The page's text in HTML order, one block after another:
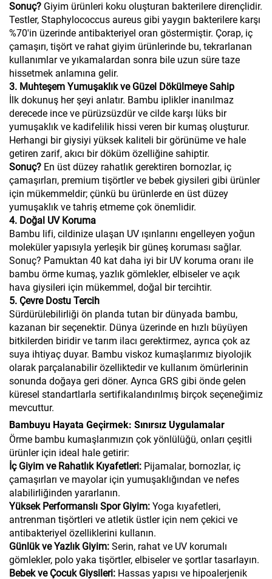
Sonuç? Giyim ürünleri koku oluşturan bakterilere dirençlidir.
Testler, Staphylococcus aureus gibi yaygın bakterilere karşı
%70'in üzerinde antibakteriyel oran göstermiştir. Çorap, iç
çamaşırı, tişört ve rahat giyim ürünlerinde bu, tekrarlanan
kullanımlar ve yıkamalardan sonra bile uzun süre taze
hissetmek anlamına gelir.
3. Muhteşem Yumuşaklık ve Güzel Dökülmeye Sahip
İlk dokunuş her şeyi anlatır. Bambu iplikler inanılmaz
derecede ince ve pürüzsüzdür ve cilde karşı lüks bir
yumuşaklık ve kadifelilik hissi veren bir kumaş oluşturur.
Herhangi bir giysiyi yüksek kaliteli bir görünüme ve hale
getiren zarif, akıcı bir döküm özelliğine sahiptir.
Sonuç? En üst düzey rahatlık gerektiren bornozlar, iç
çamaşırları, premium tişörtler ve bebek giysileri gibi ürünler
için mükemmeldir; çünkü bu ürünlerde en üst düzey
yumuşaklık ve tahriş etmeme çok önemlidir.
4. Doğal UV Koruma
Bambu lifi, cildinize ulaşan UV ışınlarını engelleyen yoğun
moleküler yapısıyla yerleşik bir güneş koruması sağlar.
Sonuç? Pamuktan 40 kat daha iyi bir UV koruma oranı ile
bambu örme kumaş, yazlık gömlekler, elbiseler ve açık
hava giysileri için mükemmel, doğal bir tercihtir.
5. Çevre Dostu Tercih
Sürdürülebilirliği ön planda tutan bir dünyada bambu,
kazanan bir seçenektir. Dünya üzerinde en hızlı büyüyen
bitkilerden biridir ve tarım ilacı gerektirmez, ayrıca çok az
suya ihtiyaç duyar. Bambu viskoz kumaşlarımız biyolojik
olarak parçalanabilir özelliktedir ve kullanım ömürlerinin
sonunda doğaya geri döner. Ayrıca GRS gibi önde gelen
küresel standartlarla sertifikalandırılmış birçok seçeneğimiz
mevcuttur.
Bambuyu Hayata Geçirmek: Sınırsız Uygulamalar
Örme bambu kumaşlarımızın çok yönlülüğü, onları çeşitli
ürünler için ideal hale getirir:
İç Giyim ve Rahatlık Kıyafetleri: Pijamalar, bornozlar, iç
çamaşırları ve mayolar için yumuşaklığından ve nefes
alabilirliğinden yararlanın.
Yüksek Performanslı Spor Giyim: Yoga kıyafetleri,
antrenman tişörtleri ve atletik üstler için nem çekici ve
antibakteriyel özelliklerini kullanın.
Günlük ve Yazlık Giyim: Serin, rahat ve UV korumalı
gömlekler, polo yaka tişörtler, elbiseler ve şortlar tasarlayın.
Bebek ve Çocuk Giysileri: Hassas yapısı ve hipoalerjenik